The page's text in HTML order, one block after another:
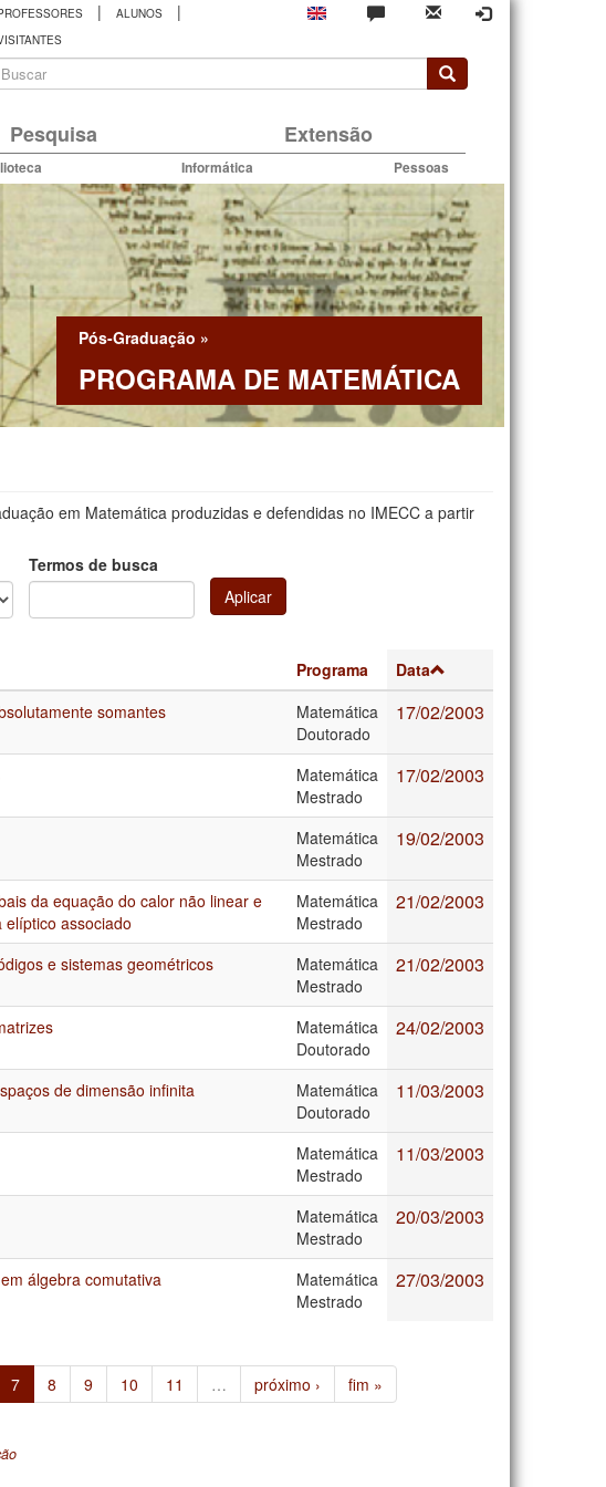
| ALUNOS |
Pesquisa Extensão
Informática Pessoas
Pós-Graduação »
PROGRAMA DE MATEMÁTICA
em Matemática produzidas e defendidas no IMECC a partir
Termos de busca
Aplicar
Programa
Data
somantes
Matemática
Doutorado
17/02/2003
Matemática
Mestrado
17/02/2003
Matemática
Mestrado
19/02/2003
da equação do calor não linear e
associado
Matemática
Mestrado
21/02/2003
e sistemas geométricos
Matemática
Mestrado
21/02/2003
Matemática
Doutorado
24/02/2003
de dimensão infinita
Matemática
Doutorado
11/03/2003
Matemática
Mestrado
11/03/2003
Matemática
Mestrado
20/03/2003
álgebra comutativa
Matemática
Mestrado
27/03/2003
7 8 9 10 11 … próximo › fim »